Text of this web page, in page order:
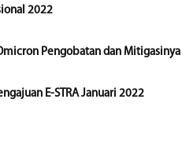
2022
Pengobatan dan Mitigasinya
E-STRA Januari 2022